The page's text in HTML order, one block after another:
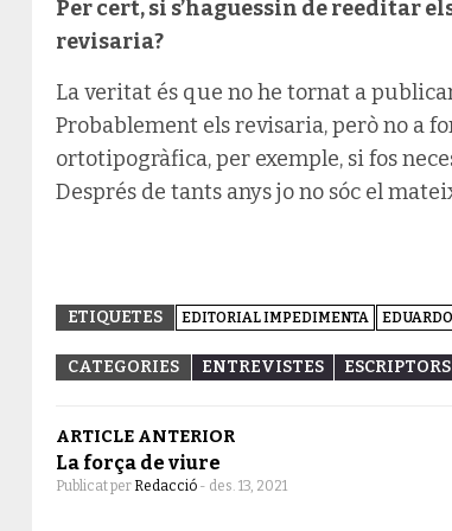
Per cert, si s’haguessin de reeditar
revisaria?
La veritat és que no he tornat a
Probablement els revisaria, però no a
ortotipogràfica, per exemple, si fos
Després de tants anys jo no sóc el
ETIQUETES EDITORIAL IMPEDIMENTA
CATEGORIES ENTREVISTES ESCRIPTORS
ARTICLE ANTERIOR
La força de viure
Publicat per Redacció - des. 13, 2021